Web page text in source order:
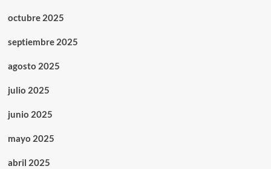
octubre 2025
septiembre 2025
agosto 2025
julio 2025
junio 2025
mayo 2025
abril 2025